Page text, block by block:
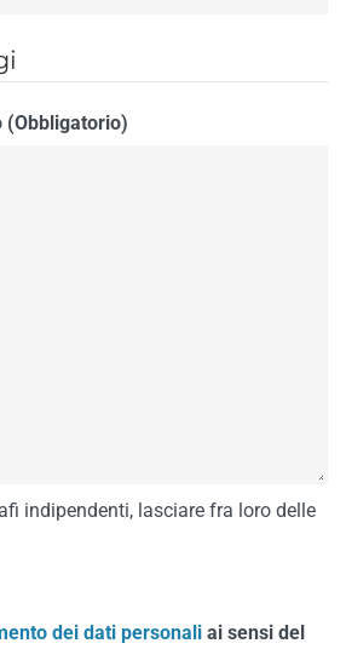
(Obbligatorio)
indipendenti, lasciare fra loro delle
dei dati personali ai sensi del